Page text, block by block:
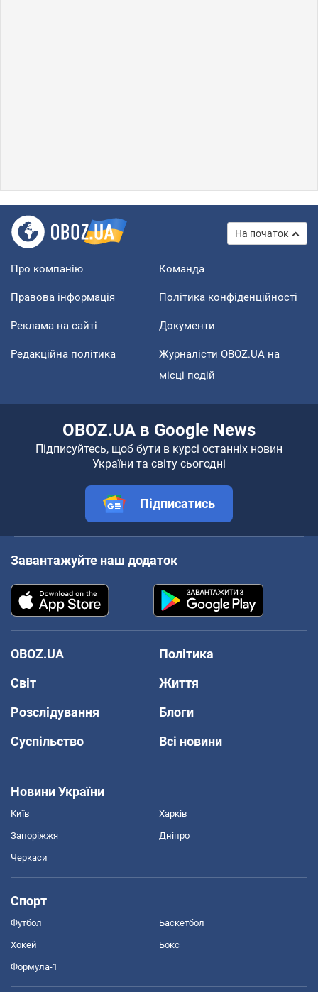
На початок
Про компанію Команда
Правова інформація Політика конфіденційності
Реклама на сайті Документи
Редакційна політика
Журналісти OBOZ.UA на
місці подій
OBOZ.UA в Google News
Підписуйтесь, щоб бути в курсі останніх новин
України та світу сьогодні
Підписатись
Завантажуйте наш додаток
OBOZ.UA
Політика
Світ
Життя
Розслідування
Блоги
Суспільство
Всі новини
Новини України
Київ Харків
Запоріжжя Дніпро
Черкаси
Спорт
Футбол Баскетбол
Хокей Бокс
Формула-1